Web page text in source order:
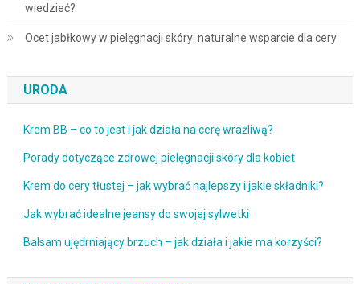
wiedzieć?
Ocet jabłkowy w pielęgnacji skóry: naturalne wsparcie dla cery
URODA
Krem BB – co to jest i jak działa na cerę wrażliwą?
Porady dotyczące zdrowej pielęgnacji skóry dla kobiet
Krem do cery tłustej – jak wybrać najlepszy i jakie składniki?
Jak wybrać idealne jeansy do swojej sylwetki
Balsam ujędrniający brzuch – jak działa i jakie ma korzyści?